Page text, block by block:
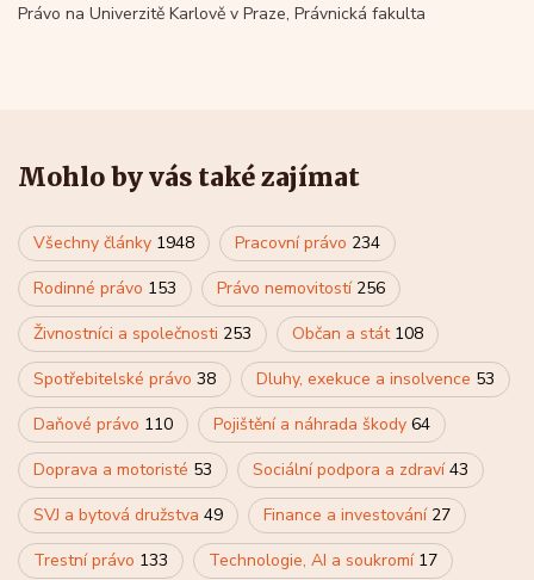
Právo na Univerzitě Karlově v Praze, Právnická fakulta
Mohlo by vás také zajímat
Všechny články 1948 Pracovní právo 234
Rodinné právo 153 Právo nemovitostí 256
Živnostníci a společnosti 253 Občan a stát 108
Spotřebitelské právo 38 Dluhy, exekuce a insolvence 53
Daňové právo 110 Pojištění a náhrada škody 64
Doprava a motoristé 53 Sociální podpora a zdraví43
SVJ a bytová družstva 49 Finance a investování 27
Trestní právo 133 Technologie, AI a soukromí 17